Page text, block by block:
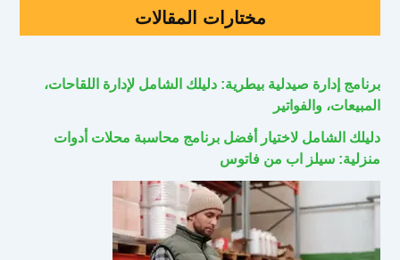
مختارات المقالات
برنامج إدارة صيدلية بيطرية: دليلك الشامل لإدارة اللقاحات،
المبيعات، والفواتير
دليلك الشامل لاختيار أفضل برنامج محاسبة محلات أدوات
منزلية: سيلز اب من فاتوس